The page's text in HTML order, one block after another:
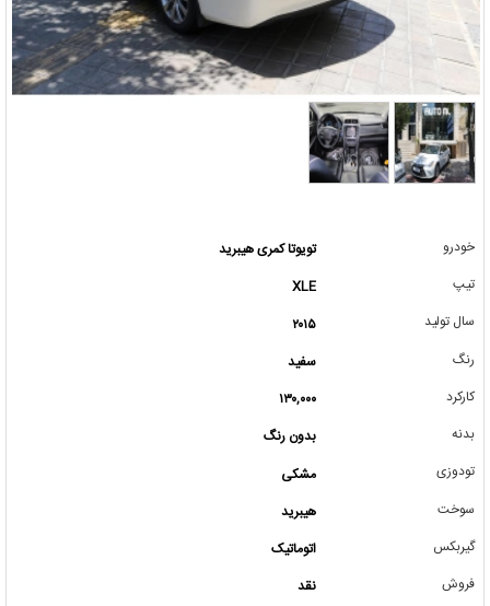
خودرو
تویوتا کمری هیبرید
تیپ
XLE
سال تولید
۲۰۱۵
رنگ
سفید
کارکرد
۱۳۰,۰۰۰
بدنه
بدون رنگ
تودوزی
مشکی
سوخت
هیبرید
گیربکس
اتوماتیک
فروش
نقد